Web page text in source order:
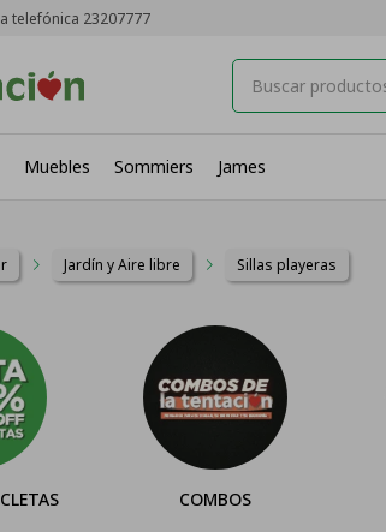
Muebles Sommiers James
telefónica 23207777
Jardín y Aire libre Sillas playeras
COMBOS